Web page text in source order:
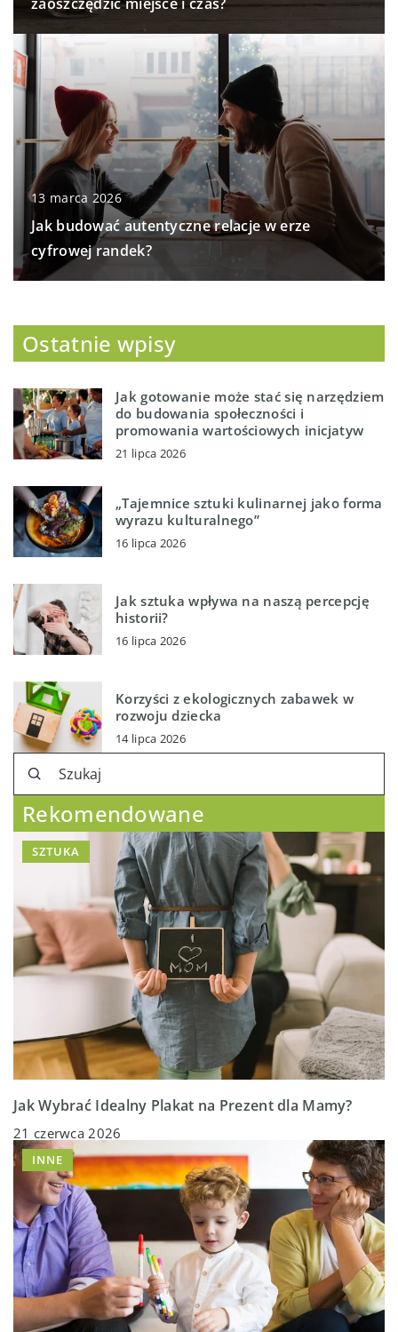
13 marca 2026
Jak budować autentyczne relacje w erze
cyfrowej randek?
Ostatnie wpisy
Jak gotowanie może stać się narzędziem
do budowania społeczności i
promowania wartościowych inicjatyw
21 lipca 2026
„Tajemnice sztuki kulinarnej jako forma
wyrazu kulturalnego”
16 lipca 2026
Jak sztuka wpływa na naszą percepcję
historii?
16 lipca 2026
Korzyści z ekologicznych zabawek w
rozwoju dziecka
14 lipca 2026
Rekomendowane
SZTUKA
Jak Wybrać Idealny Plakat na Prezent dla Mamy?
21 czerwca 2026
INNE